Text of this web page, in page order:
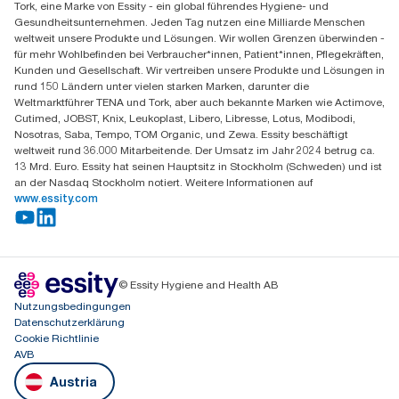
Essity Austria Vertriebs GmbH
Am Europlatz 2
1120 Wien
Mo-Do 8:00-16:30 | Fr 8:00-15:00
GLN: 9011111000026
Tork, eine Marke von Essity - ein global führendes Hygiene- und
Gesundheitsunternehmen. Jeden Tag nutzen eine Milliarde Menschen
weltweit unsere Produkte und Lösungen. Wir wollen Grenzen überwinden -
für mehr Wohlbefinden bei Verbraucher*innen, Patient*innen, Pflegekräften,
Kunden und Gesellschaft. Wir vertreiben unsere Produkte und Lösungen in
rund 150 Ländern unter vielen starken Marken, darunter die
Weltmarktführer TENA und Tork, aber auch bekannte Marken wie Actimove,
Cutimed, JOBST, Knix, Leukoplast, Libero, Libresse, Lotus, Modibodi,
Nosotras, Saba, Tempo, TOM Organic, und Zewa. Essity beschäftigt
weltweit rund 36.000 Mitarbeitende. Der Umsatz im Jahr 2024 betrug ca.
13 Mrd. Euro. Essity hat seinen Hauptsitz in Stockholm (Schweden) und ist
an der Nasdaq Stockholm notiert. Weitere Informationen auf
www.essity.com
© Essity Hygiene and Health AB
Nutzungsbedingungen
Datenschutzerklärung
Cookie Richtlinie
AVB
Austria